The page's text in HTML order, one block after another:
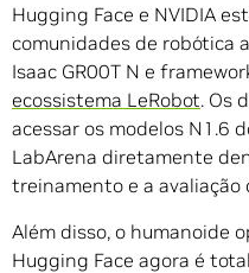
Hugging Face e NVIDIA
comunidades de robótica
Isaac GR00T N e
ecossistema LeRobot. Os
acessar os modelos N1.6
LabArena diretamente
treinamento e a avaliação
Além disso, o humanoide
Hugging Face agora é